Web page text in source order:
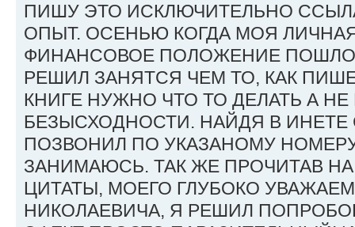
ПИШУ ЭТО ИСКЛЮЧИТЕЛЬНО
ОПЫТ. ОСЕНЬЮ КОГДА МОЯ
ФИНАНСОВОЕ ПОЛОЖЕНИЕ ПОШЛО
РЕШИЛ ЗАНЯТСЯ ЧЕМ ТО, КАК
КНИГЕ НУЖНО ЧТО ТО ДЕЛАТЬ А НЕ
БЕЗЫСХОДНОСТИ. НАЙДЯ В ИНЕТЕ
ПОЗВОНИЛ ПО УКАЗАНОМУ
ЗАНИМАЮСЬ. ТАК ЖЕ ПРОЧИТАВ
ЦИТАТЫ, МОЕГО ГЛУБОКО
НИКОЛАЕВИЧА, Я РЕШИЛ